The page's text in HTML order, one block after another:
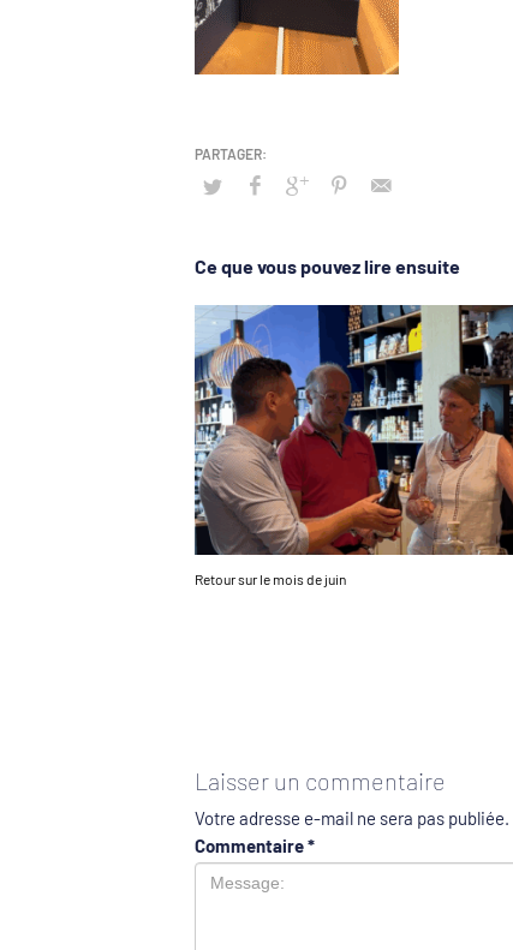
Ce que vous pouvez lire ensuite
Retour sur le mois de juin
Laisser un commentaire
Votre adresse e-mail ne sera pas publiée.
Commentaire*